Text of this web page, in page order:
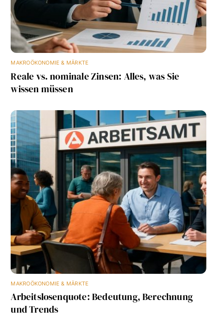
MAKROÖKONOMIE & MÄRKTE
Reale vs. nominale Zinsen: Alles, was Sie
wissen müssen
MAKROÖKONOMIE & MÄRKTE
Arbeitslosenquote: Bedeutung, Berechnung
und Trends